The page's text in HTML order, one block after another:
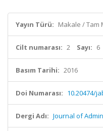
Yayın Türü: Makale / Tam
Cilt numarası: 2 Sayı: 6
Basım Tarihi: 2016
Doi Numarası: 10.20474/
Dergi Adı: Journal of